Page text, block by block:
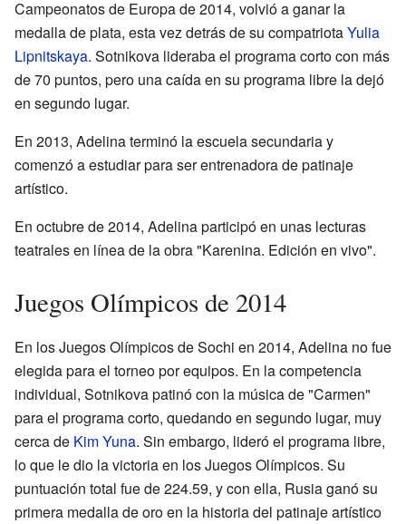
Campeonatos de Europa de 2014, volvió a ganar la
medalla de plata, esta vez detrás de su compatriotaYulia
Lipnitskaya. Sotnikova lideraba el programa corto con más
de 70 puntos, pero una caída en su programa libre la dejó
en segundo lugar.
En 2013, Adelina terminó la escuela secundaria y
comenzó a estudiar para ser entrenadora de patinaje
artístico.
En octubre de 2014, Adelina participó en unas lecturas
teatrales en línea de la obra "Karenina. Edición en vivo".
Juegos Olímpicos de 2014
En los Juegos Olímpicos de Sochi en 2014, Adelina no fue
elegida para el torneo por equipos. En la competencia
individual, Sotnikova patinó con la música de "Carmen"
para el programa corto, quedando en segundo lugar, muy
cerca de Kim Yuna. Sin embargo, lideró el programa libre,
lo que le dio la victoria en los Juegos Olímpicos. Su
puntuación total fue de 224.59, y con ella, Rusia ganó su
primera medalla de oro en la historia del patinaje artístico